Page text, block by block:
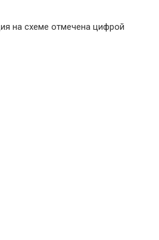
на схеме отмечена цифрой